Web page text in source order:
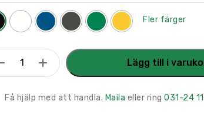
Fler färger
Flaggskylt
Musiksal
x
Lägg till i
Få hjälp med att handla. Maila eller ring 031-24